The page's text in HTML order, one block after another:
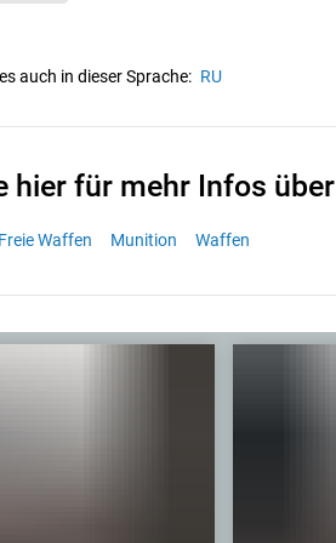
auch in dieser Sprache: RU
hier für mehr Infos
Freie Waffen Munition Waffen